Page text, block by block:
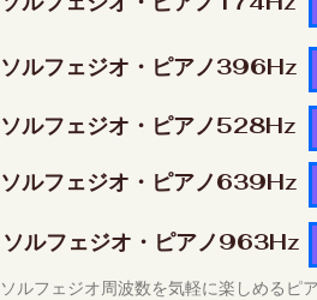
ソルフェジオ・ピアノ396Hz
ソルフェジオ・ピアノ528Hz
ソルフェジオ・ピアノ639Hz
ソルフェジオ・ピアノ963Hz
ソルフェジオ周波数を気軽に楽しめるピ